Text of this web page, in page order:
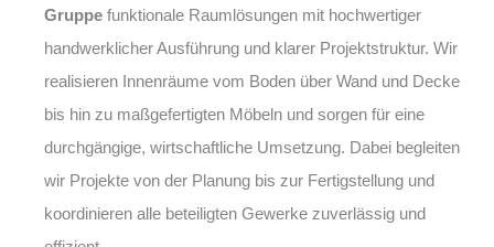
Gruppe funktionale Raumlösungen mit hochwertiger
handwerklicher Ausführung und klarer Projektstruktur. Wir
realisieren Innenräume vom Boden über Wand und Decke
bis hin zu maßgefertigten Möbeln und sorgen für eine
durchgängige, wirtschaftliche Umsetzung. Dabei begleiten
wir Projekte von der Planung bis zur Fertigstellung und
koordinieren alle beteiligten Gewerke zuverlässig und